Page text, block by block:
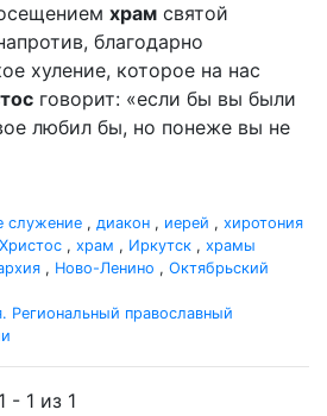
храм святой
благодарно
хуление, которое на нас
говорит: «если бы вы были
любил бы, но понеже вы не
служение , диакон , иерей , хиротония
Христос , храм , Иркутск , храмы
, Ново-Ленино , Октябрьский
Региональный православный
- 1 из 1